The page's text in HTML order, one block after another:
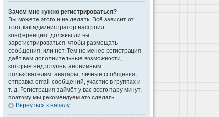
Зачем мне нужно регистрироваться?
Вы можете этого и не делать. Всё зависит от
того, как администратор настроил
конференцию: должны ли вы
зарегистрироваться, чтобы размещать
сообщения, или нет. Тем не менее регистрация
даёт вам дополнительные возможности,
которые недоступны анонимным
пользователям: аватары, личные сообщения,
отправка email-сообщений, участие в группах и
т. д. Регистрация займёт у вас всего пару минут,
поэтому мы рекомендуем это сделать.
Вернуться к началу